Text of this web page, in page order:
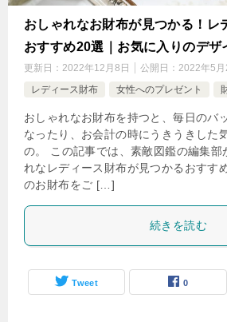
おしゃれなお財布が見つかる！レ
おすすめ20選｜お気に入りのデザ
更新日： 2022年12月8日 公開日： 2022年5月
レディース財布
女性へのプレゼント
おしゃれなお財布を持つと、毎日のバ
なったり、お会計の時にうきうきした
の。 この記事では、素敵図鑑の編集部
れなレディース財布が見つかるおすす
のお財布をご […]
続きを読む
Tweet 0